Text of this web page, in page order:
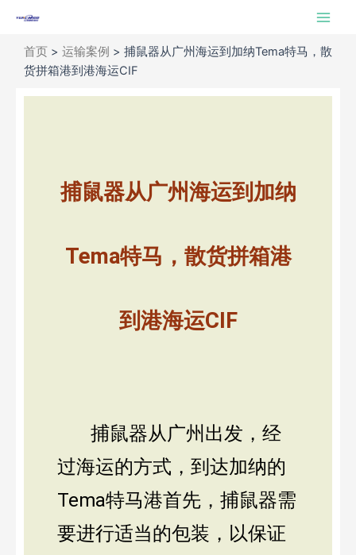
Main
首页 > 运输案例 > 捕鼠器从广州海运到加纳Tema特马，散
货拼箱港到港海运CIF
捕鼠器从广州海运到加纳
Tema特马，散货拼箱港
到港海运CIF
捕鼠器从广州出发，经
过海运的方式，到达加纳的
Tema特马港首先，捕鼠器需
要进行适当的包装，以保证